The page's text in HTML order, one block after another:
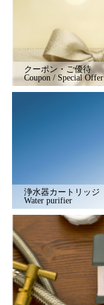
クーポン・ご優待
Coupon / Special Offer
浄水器カートリッジ
Water purifier